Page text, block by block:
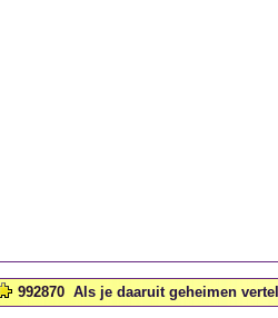
992870 Als je daaruit geheimen